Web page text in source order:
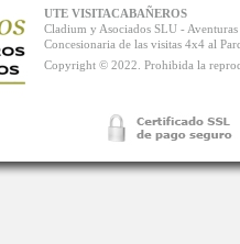
UTE VISITACABAÑEROS
Cladium y Asociados SLU -
Concesionaria de las visitas 4x4 al
Copyright © 2022. Prohibida la